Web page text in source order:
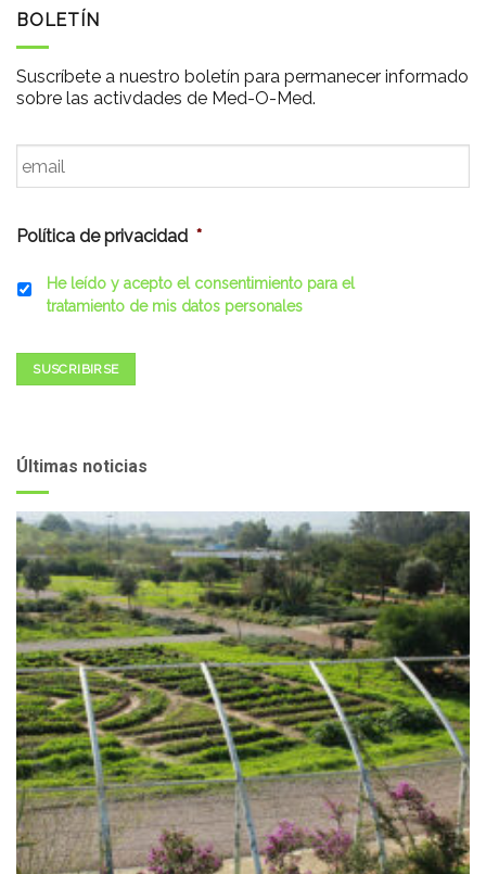
BOLETÍN
Suscríbete a nuestro boletín para permanecer informado
sobre las activdades de Med-O-Med.
Email *
Política de privacidad *
He leído y acepto el consentimiento para el
tratamiento de mis datos personales
SUSCRIBIRSE
Últimas noticias